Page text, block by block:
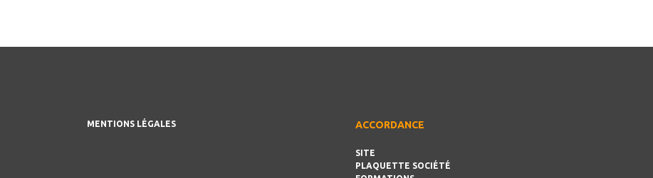
MENTIONS LÉGALES ACCORDANCE
SITE
PLAQUETTE SOCIÉTÉ